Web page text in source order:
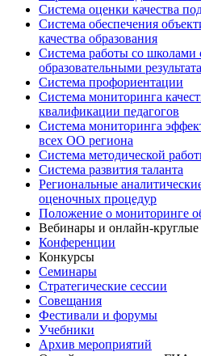
Система оценки качества
Система обеспечения
качества образования
Система работы со школами
образовательными
Система профориентации
Система мониторинга
квалификации педагогов
Система мониторинга
всех ОО региона
Система методической
Система развития таланта
Региональные
оценочных процедур
Положение о мониторинге
Вебинары и онлайн-круглые
Конференции
Конкурсы
Семинары
Стратегические сессии
Совещания
Фестивали и форумы
Учебники
Архив мероприятий